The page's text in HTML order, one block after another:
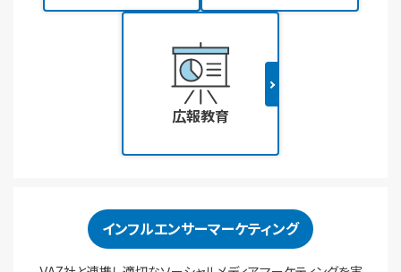
広報教育
インフルエンサーマーケティング